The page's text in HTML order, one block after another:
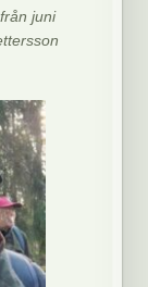
juni